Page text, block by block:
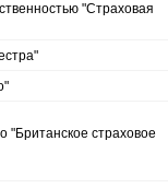
"Страховая
"Британское страховое